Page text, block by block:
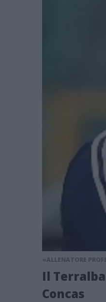
«ALLENATORE
Il
Concas